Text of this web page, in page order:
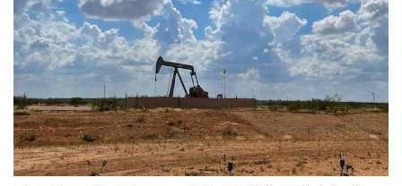
Thể thao
Bóng đá
Lịch thi đấu bóng đá
Thế giới thể thao
eSports
Hậu trường
Ô tô - Xe máy
Xe máy
Tư vấn